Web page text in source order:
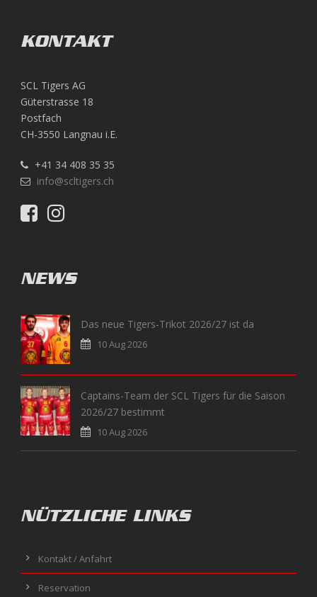
KONTAKT
SCL Tigers AG
Güterstrasse 18
Postfach
CH-3550 Langnau i.E.
+41 34 408 35 35
info@scltigers.ch
NEWS
Das neue Tigers-Trikot 2026/27 ist da
10 Aug 2026
Captains-Team der SCL Tigers für die Saison
2026/27 bestimmt
10 Aug 2026
NÜTZLICHE LINKS
Kontakt / Anfahrt
Reservation